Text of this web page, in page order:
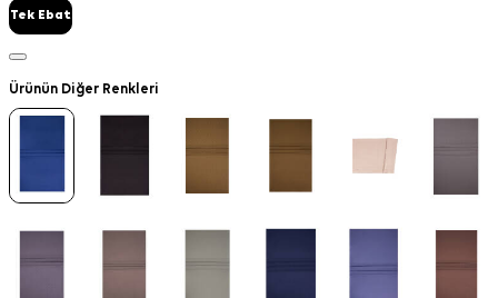
Tek Ebat
Ürünün Diğer Renkleri